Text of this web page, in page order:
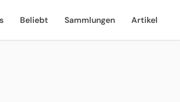
Beliebt Sammlungen Artikel